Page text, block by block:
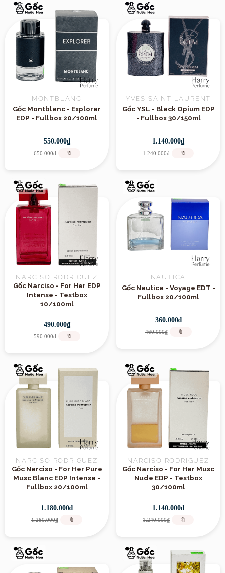
MONTBLANC
Gốc Montblanc - Explorer
EDP - Fullbox 20/100ml
550.000₫
650.000₫ 🔖
YVES SAINT LAURENT
Gốc YSL - Black Opium EDP
- Fullbox 30/150ml
1.140.000₫
1.240.000₫ 🔖
NARCISO RODRIGUEZ
Gốc Narciso - For Her EDP
Intense - Testbox
10/100ml
490.000₫
590.000₫ 🔖
NAUTICA
Gốc Nautica - Voyage EDT -
Fullbox 20/100ml
360.000₫
460.000₫ 🔖
NARCISO RODRIGUEZ
Gốc Narciso - For Her Pure
Musc Blanc EDP Intense -
Fullbox 20/100ml
1.180.000₫
1.280.000₫ 🔖
NARCISO RODRIGUEZ
Gốc Narciso - For Her Musc
Nude EDP - Testbox
30/100ml
1.140.000₫
1.240.000₫ 🔖